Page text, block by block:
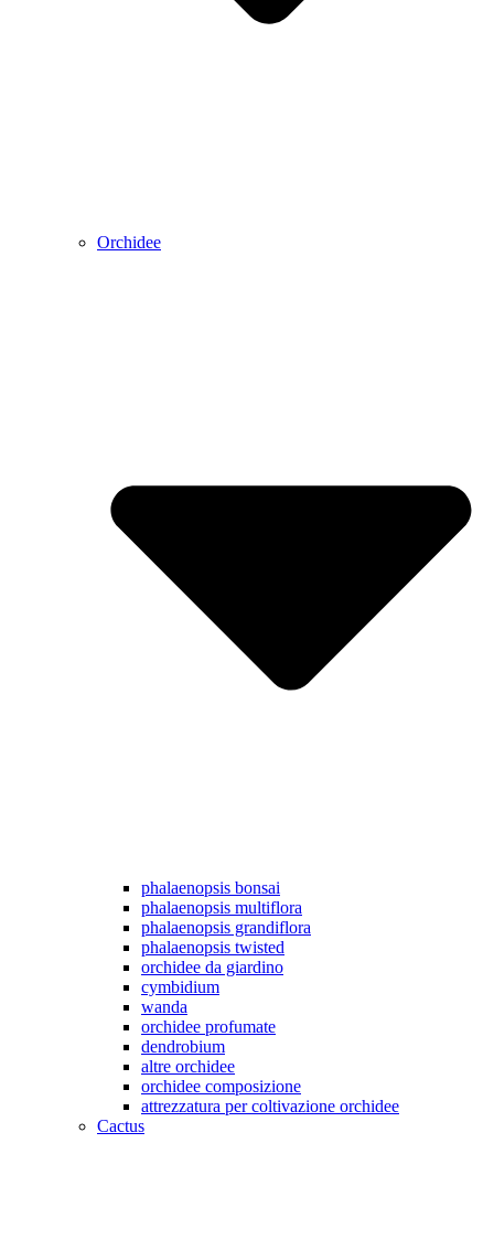
Orchidee
phalaenopsis bonsai
phalaenopsis multiflora
phalaenopsis grandiflora
phalaenopsis twisted
orchidee da giardino
cymbidium
wanda
orchidee profumate
dendrobium
altre orchidee
orchidee composizione
attrezzatura per coltivazione orchidee
Cactus